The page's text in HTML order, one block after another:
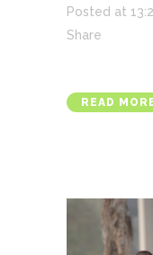
Posted at
Share
READ